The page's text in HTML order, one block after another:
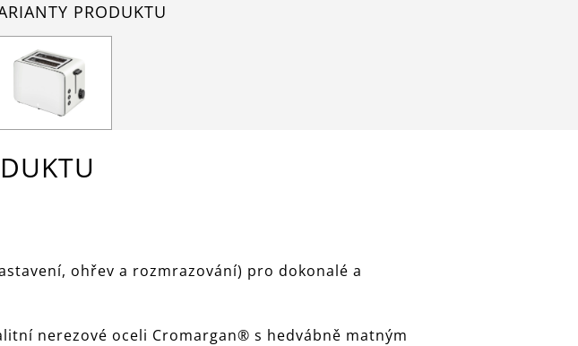
PRODUKTU
ohřev a rozmrazování) pro dokonalé a
nerezové oceli Cromargan® s hedvábně matným